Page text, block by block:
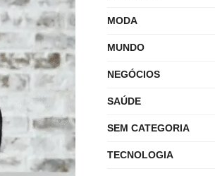
MODA
MUNDO
NEGÓCIOS
SAÚDE
SEM CATEGORIA
TECNOLOGIA